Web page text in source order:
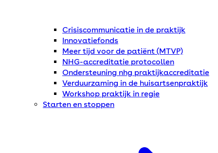
Crisiscommunicatie in de praktijk
Innovatiefonds
Meer tijd voor de patiënt (MTVP)
NHG-accreditatie protocollen
Ondersteuning nhg praktijkaccreditatie
Verduurzaming in de huisartsenpraktijk
Workshop praktijk in regie
Starten en stoppen